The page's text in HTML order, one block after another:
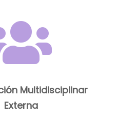
Multidisciplinar
Externa